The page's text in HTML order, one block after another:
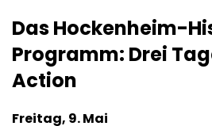
Das Hockenheim-
Programm: Drei
Action
Freitag, 9. Mai